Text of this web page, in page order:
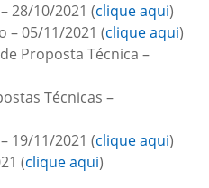
28/10/2021 (clique aqui)
– 05/11/2021 (clique aqui)
Proposta Técnica –
Técnicas –
19/11/2021 (clique aqui)
(clique aqui)